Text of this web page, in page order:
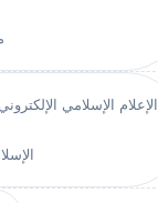
الإعلام الإسلامي